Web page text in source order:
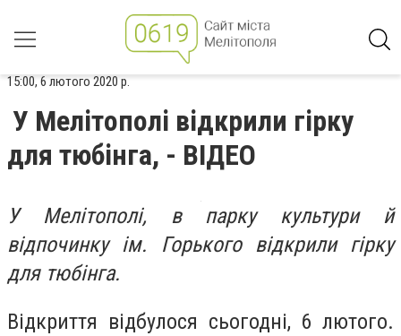
15:00, 6 лютого 2020 р.
У Мелітополі відкрили гірку
для тюбінга, - ВІДЕО
У Мелітополі, в парку культури й
відпочинку ім. Горького відкрили гірку
для тюбінга.
Відкриття відбулося сьогодні, 6 лютого.